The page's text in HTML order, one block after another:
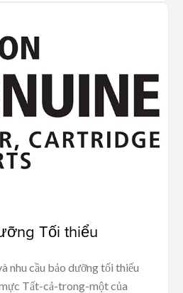
Tối thiểu
nhu cầu bảo dưỡng tối thiểu
Tất-cả-trong-một của